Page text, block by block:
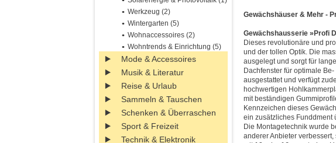
Werkzeug (2)
Wintergarten (5)
Wohnaccessoires (2)
Wohntrends & Einrichtung (5)
Mode & Accessoires
Musik & Literatur
Reise & Urlaub
Sammeln & Tauschen
Schenken & Überraschen
Sport & Freizeit
Technik & Elektronik
Gewächshäuser & Mehr -
Gewächshausserie »Profi
Dieses revolutionäre und
und der tollen Optik. Die
ausgelegt und sorgt für
Dachfenster für optimale
ausgestattet und verfügt
hochwertigen
mit beständigen
Kennzeichen dieses
ein zusätzliches Funddment
Die Montagetechnik wurde
anderer Anbieter